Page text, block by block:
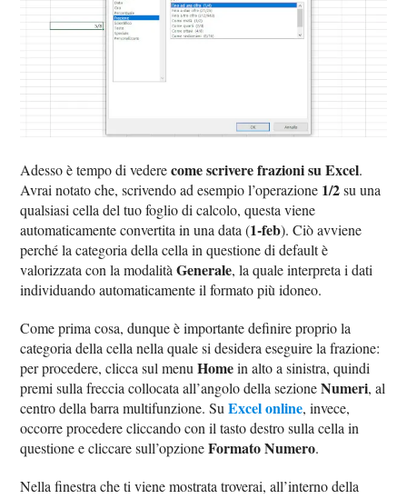
Adesso è tempo di vederecome scrivere frazioni su Excel.
Avrai notato che, scrivendo ad esempio l’operazione 1/2su una
qualsiasi cella del tuo foglio di calcolo, questa viene
automaticamente convertita in una data (1-feb). Ciò avviene
perché la categoria della cella in questione di default è
valorizzata con la modalitàGenerale, la quale interpreta i dati
individuando automaticamente il formato più idoneo.
Come prima cosa, dunque è importante definire proprio la
categoria della cella nella quale si desidera eseguire la frazione:
per procedere, clicca sul menuHomein alto a sinistra, quindi
premi sulla freccia collocata all’angolo della sezioneNumeri, al
centro della barra multifunzione. SuExcel online, invece,
occorre procedere cliccando con il tasto destro sulla cella in
questione e cliccare sull’opzioneFormato Numero.
Nella finestra che ti viene mostrata troverai, all’interno della